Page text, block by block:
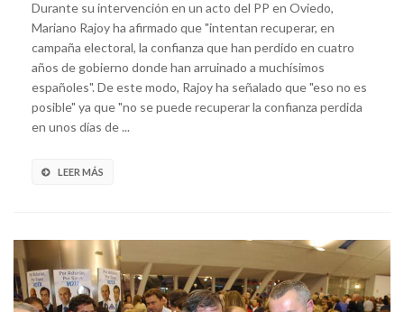
Durante su intervención en un acto del PP en Oviedo,
Mariano Rajoy ha afirmado que "intentan recuperar, en
campaña electoral, la confianza que han perdido en cuatro
años de gobierno donde han arruinado a muchísimos
españoles". De este modo, Rajoy ha señalado que "eso no es
posible" ya que "no se puede recuperar la confianza perdida
en unos días de ...
LEER MÁS